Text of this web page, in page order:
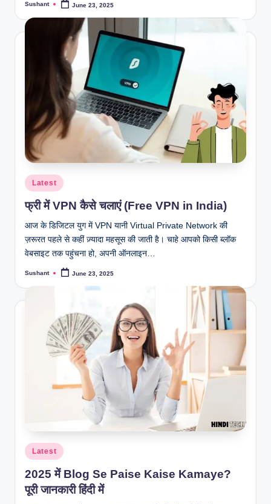
Posted
Sushant June 23, 2025
Posted
in
Latest
फ्री में VPN कैसे चलाएं (Free VPN in India)
आज के डिजिटल युग में VPN यानी Virtual Private Network की
ज़रूरत पहले से कहीं ज़्यादा महसूस की जाती है। चाहे आपको किसी ब्लॉक
वेबसाइट तक पहुंचना हो, अपनी ऑनलाइन…
Posted
Sushant June 23, 2025
Posted
in
Latest
2025 में Blog Se Paise Kaise Kamaye?
पूरी जानकारी हिंदी में